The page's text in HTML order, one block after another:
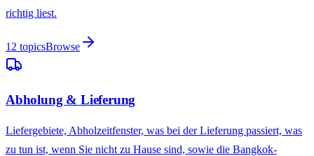
richtig liest.
12 topicsBrowse
Abholung & Lieferung
Liefergebiete, Abholzeitfenster, was bei der Lieferung passiert, was
zu tun ist, wenn Sie nicht zu Hause sind, sowie die Bangkok-